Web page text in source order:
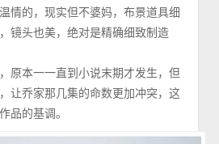
情的，现实但不婆妈，布景道具细
镜头也美，绝对是精确细致制造
原本一一直到小说末期才发生，但
让乔家那几集的命数更加冲突，这
品的基调。